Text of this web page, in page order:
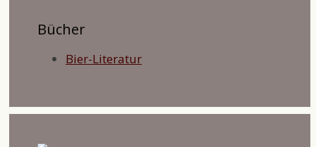
Bücher
Bier-Literatur